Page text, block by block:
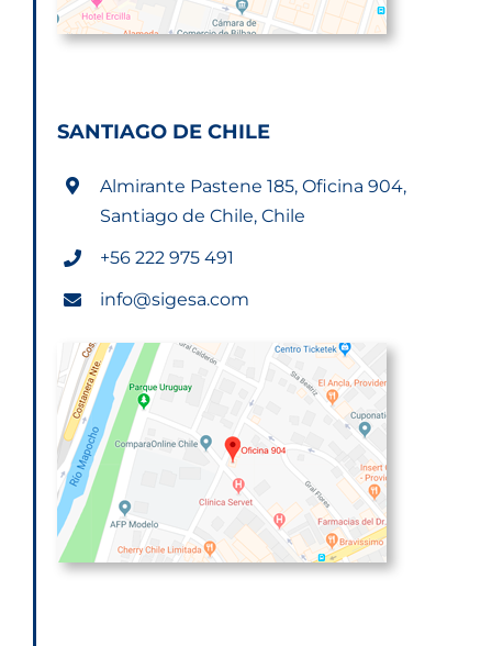
SANTIAGO DE CHILE
Almirante Pastene 185, Oficina 904,
Santiago de Chile, Chile
+56 222 975 491
info@sigesa.com